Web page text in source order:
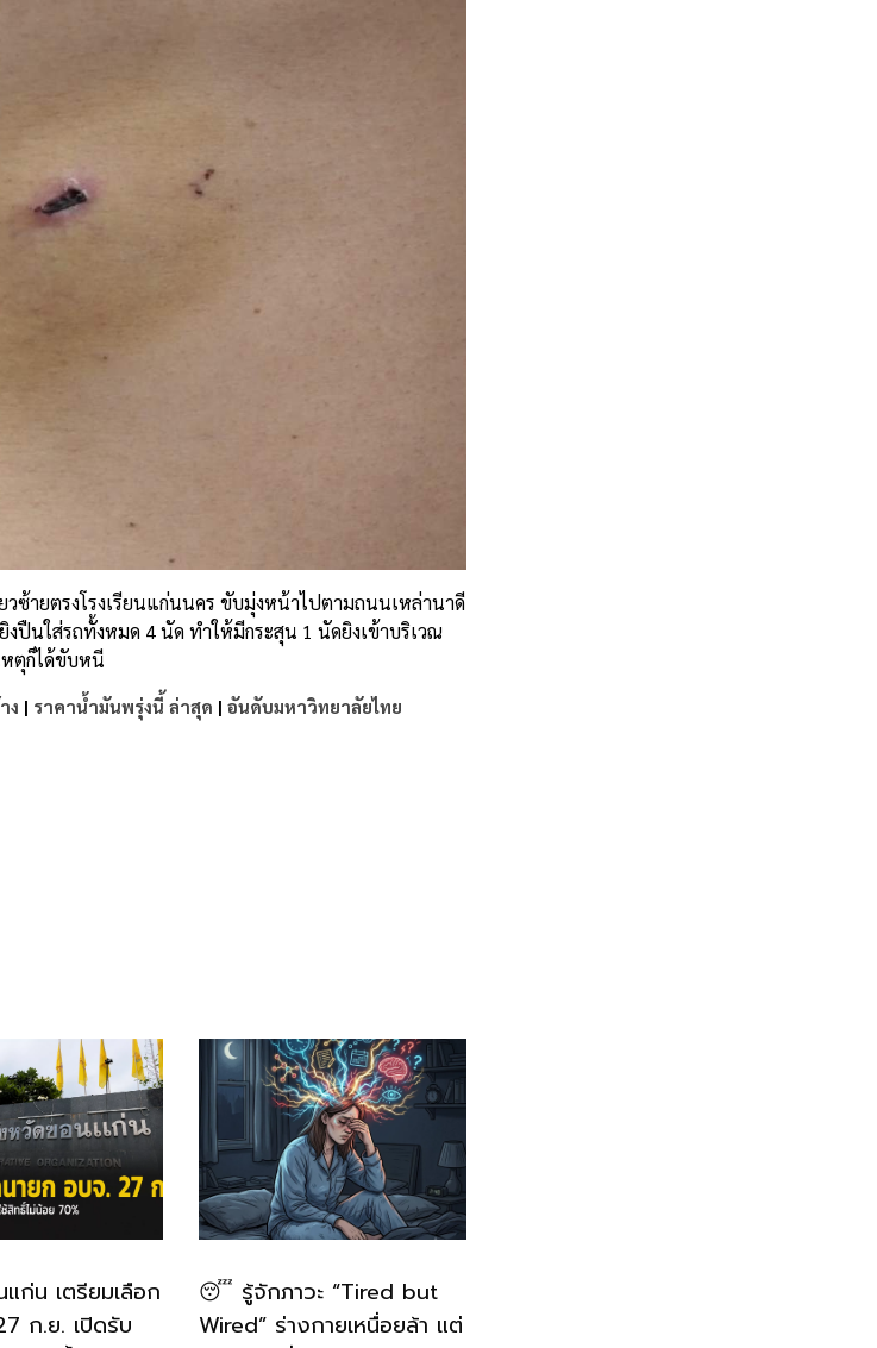
ซ้ายตรงโรงเรียนแก่นนคร ขับมุ่งหน้าไปตามถนนเหล่านาดี
งปืนใส่รถทั้งหมด 4นัด ทำให้มีกระสุน 1 นัดยิงเข้าบริเวณ
ตุก็ได้ขับหนี
ง | ราคาน้ำมันพรุ่งนี้ ล่าสุด | อันดับมหาวิทยาลัยไทย
ก่น เตรียมเลือก
ก.ย. เปิดรับ
😴 รู้จักภาวะ “Tired but
Wired” ร่างกายเหนื่อยล้า แต่